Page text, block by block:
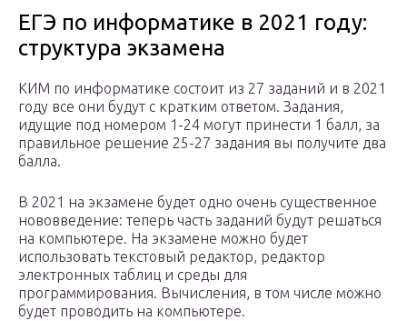
ЕГЭ по информатике в 2021 году:
структура экзамена
КИМ по информатике состоит из 27 заданий и в 2021
году все они будут с кратким ответом. Задания,
идущие под номером 1-24 могут принести 1 балл, за
правильное решение 25-27 задания вы получите два
балла.
В 2021 на экзамене будет одно очень существенное
нововведение: теперь часть заданий будут решаться
на компьютере. На экзамене можно будет
использовать текстовый редактор, редактор
электронных таблиц и среды для
программирования. Вычисления, в том числе можно
будет проводить на компьютере.